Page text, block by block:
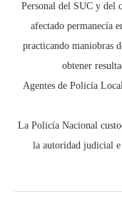
Personal del SUC y del
afectado permanecía
practicando maniobras
obtener
Agentes de Policía
La Policía Nacional
la autoridad judicial e